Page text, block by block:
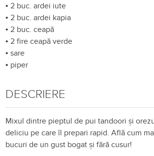
• 2 buc. ardei iute
• 2 buc. ardei kapia
• 2 buc. ceapă
• 2 fire ceapă verde
•sare
• piper
DESCRIERE
Mixul dintre pieptul de pui tandoori și
deliciu pe care îl prepari rapid. Află cum
bucuri de un gust bogat și fără cusur!